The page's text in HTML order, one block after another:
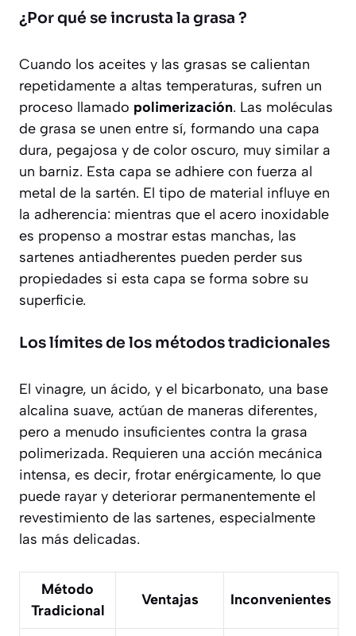
¿Por qué se incrusta la grasa ?
Cuando los aceites y las grasas se calientan
repetidamente a altas temperaturas, sufren un
proceso llamado polimerización. Las moléculas
de grasa se unen entre sí, formando una capa
dura, pegajosa y de color oscuro, muy similar a
un barniz. Esta capa se adhiere con fuerza al
metal de la sartén. El tipo de material influye en
la adherencia: mientras que el acero inoxidable
es propenso a mostrar estas manchas, las
sartenes antiadherentes pueden perder sus
propiedades si esta capa se forma sobre su
superficie.
Los límites de los métodos tradicionales
El vinagre, un ácido, y el bicarbonato, una base
alcalina suave, actúan de maneras diferentes,
pero a menudo insuficientes contra la grasa
polimerizada. Requieren una acción mecánica
intensa, es decir, frotar enérgicamente, lo que
puede rayar y deteriorar permanentemente el
revestimiento de las sartenes, especialmente
las más delicadas.
Método
Tradicional
Ventajas Inconvenientes